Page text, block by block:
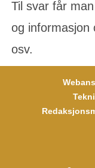
Til svar får
og informasjon
osv.